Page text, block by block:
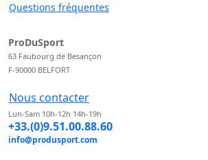
Questions fréquentes
ProDuSport
63 Faubourg de Besançon
F-90000 BELFORT
Nous contacter
Lun-Sam 10h-12h 14h-19h
+33.(0)9.51.00.88.60
info@produsport.com